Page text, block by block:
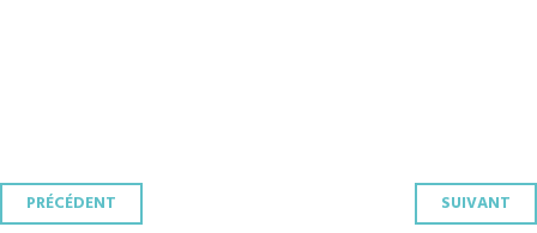
Navigation
PRÉCÉDENT SUIVANT